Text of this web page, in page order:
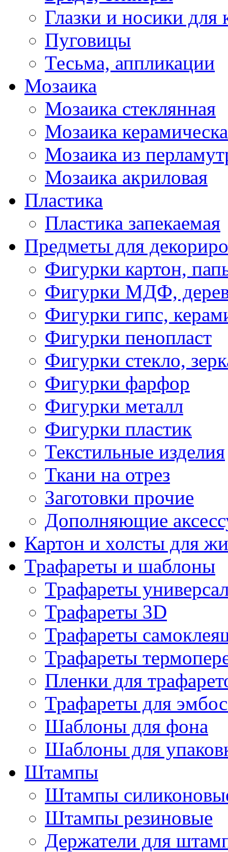
Глазки и носики для
Пуговицы
Тесьма, аппликации
Мозаика
Мозаика стеклянная
Мозаика
Мозаика из
Мозаика акриловая
Пластика
Пластика запекаемая
Предметы для
Фигурки картон,
Фигурки МДФ,
Фигурки гипс,
Фигурки пенопласт
Фигурки стекло,
Фигурки фарфор
Фигурки металл
Фигурки пластик
Текстильные изделия
Ткани на отрез
Заготовки прочие
Дополняющие
Картон и холсты для
Трафареты и шаблоны
Трафареты
Трафареты 3D
Трафареты
Трафареты
Пленки для
Трафареты для
Шаблоны для фона
Шаблоны для
Штампы
Штампы
Штампы резиновые
Держатели для